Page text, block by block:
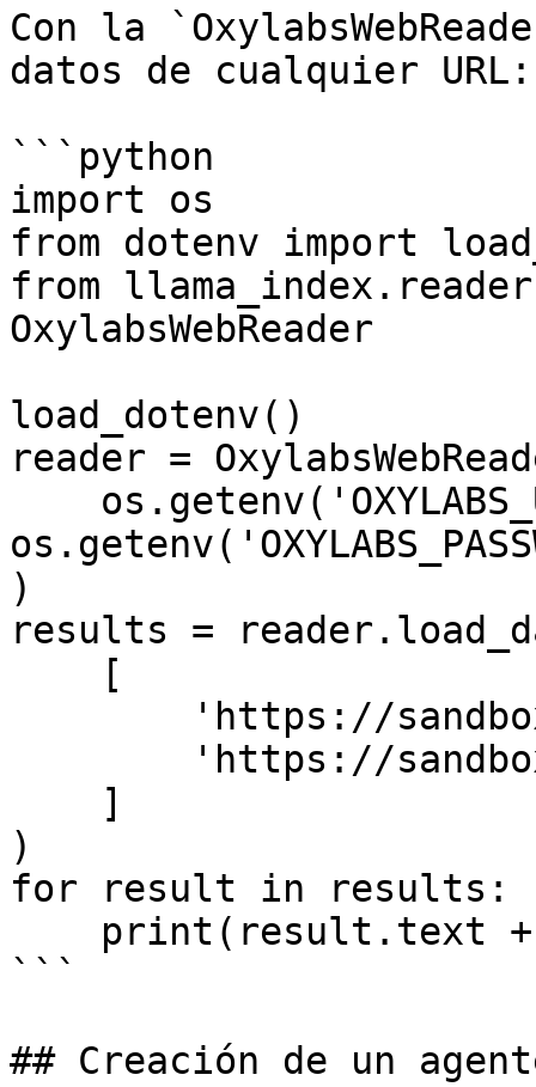
Con la
datos de cualquier URL:
```python
import os
from dotenv import
from
OxylabsWebReader
load_dotenv()
reader =
)
results =
)
for result in results:
```
## Creación de un